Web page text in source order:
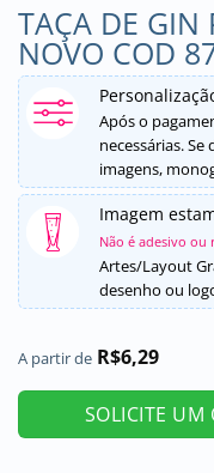
TAÇA DE GIN
NOVO COD
Após o
necessárias.
imagens,
Imagem
Não é adesivo ou
Artes/Layout
desenho ou
A partir de R$6,29
SOLICITE UM